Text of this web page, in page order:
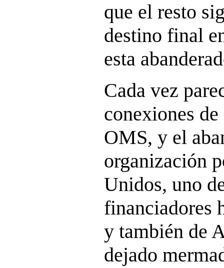
que el resto
destino final
esta
Cada vez
conexiones
OMS, y el
organización
Unidos, uno
financiadores
y también de
dejado